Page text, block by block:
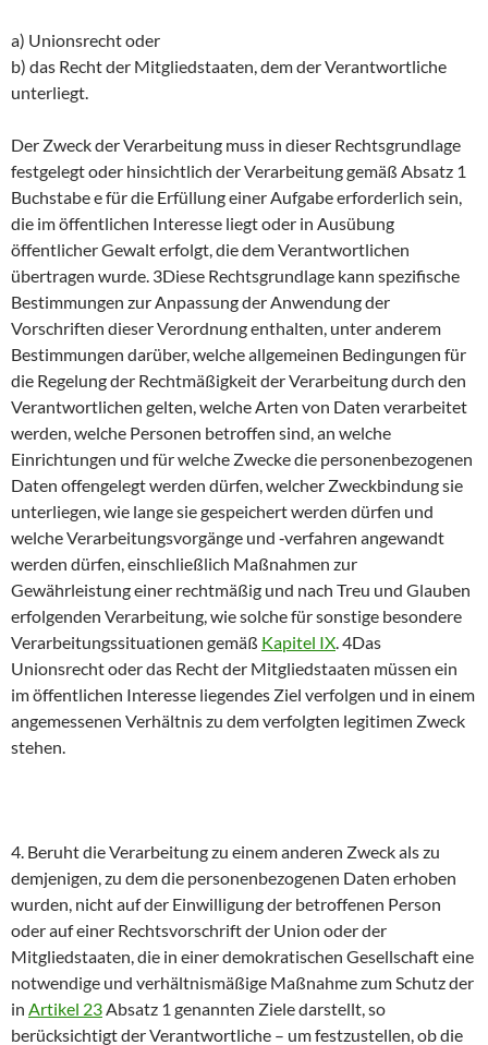
a) Unionsrecht oder
b) das Recht der Mitgliedstaaten, dem der Verantwortliche
unterliegt.
Der Zweck der Verarbeitung muss in dieser Rechtsgrundlage
festgelegt oder hinsichtlich der Verarbeitung gemäß Absatz 1
Buchstabe e für die Erfüllung einer Aufgabe erforderlich sein,
die im öffentlichen Interesse liegt oder in Ausübung
öffentlicher Gewalt erfolgt, die dem Verantwortlichen
übertragen wurde. 3Diese Rechtsgrundlage kann spezifische
Bestimmungen zur Anpassung der Anwendung der
Vorschriften dieser Verordnung enthalten, unter anderem
Bestimmungen darüber, welche allgemeinen Bedingungen für
die Regelung der Rechtmäßigkeit der Verarbeitung durch den
Verantwortlichen gelten, welche Arten von Daten verarbeitet
werden, welche Personen betroffen sind, an welche
Einrichtungen und für welche Zwecke die personenbezogenen
Daten offengelegt werden dürfen, welcher Zweckbindung sie
unterliegen, wie lange sie gespeichert werden dürfen und
welche Verarbeitungsvorgänge und ‐verfahren angewandt
werden dürfen, einschließlich Maßnahmen zur
Gewährleistung einer rechtmäßig und nach Treu und Glauben
erfolgenden Verarbeitung, wie solche für sonstige besondere
Verarbeitungssituationen gemäß Kapitel IX. 4Das
Unionsrecht oder das Recht der Mitgliedstaaten müssen ein
im öffentlichen Interesse liegendes Ziel verfolgen und in einem
angemessenen Verhältnis zu dem verfolgten legitimen Zweck
stehen.
4. Beruht die Verarbeitung zu einem anderen Zweck als zu
demjenigen, zu dem die personenbezogenen Daten erhoben
wurden, nicht auf der Einwilligung der betroffenen Person
oder auf einer Rechtsvorschrift der Union oder der
Mitgliedstaaten, die in einer demokratischen Gesellschaft eine
notwendige und verhältnismäßige Maßnahme zum Schutz der
in Artikel 23Absatz 1 genannten Ziele darstellt, so
berücksichtigt der Verantwortliche – um festzustellen, ob die